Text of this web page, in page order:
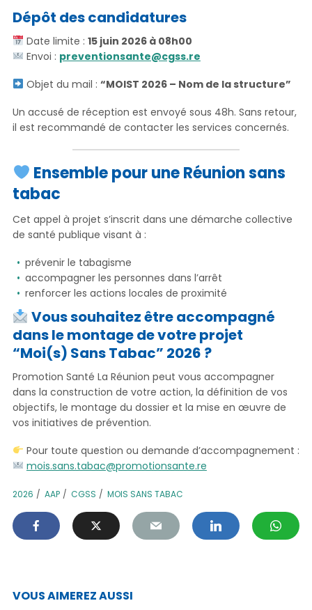
Dépôt des candidatures
Date limite : 15 juin 2026 à 08h00
Envoi : preventionsante@cgss.re
Objet du mail : “MOIST 2026 – Nom de la structure”
Un accusé de réception est envoyé sous 48h. Sans retour,
il est recommandé de contacter les services concernés.
Ensemble pour une Réunion sans
tabac
Cet appel à projet s’inscrit dans une démarche collective
de santé publique visant à :
prévenir le tabagisme
accompagner les personnes dans l’arrêt
renforcer les actions locales de proximité
Vous souhaitez être accompagné
dans le montage de votre projet
“Moi(s) Sans Tabac” 2026 ?
Promotion Santé La Réunion peut vous accompagner
dans la construction de votre action, la définition de vos
objectifs, le montage du dossier et la mise en œuvre de
vos initiatives de prévention.
Pour toute question ou demande d’accompagnement :
mois.sans.tabac@promotionsante.re
2026 AAP CGSS MOIS SANS TABAC
VOUS AIMEREZ AUSSI